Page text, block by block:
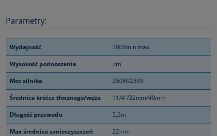
Parametry:
Wydajność 200l/min max
Wysokość podnoszenia 7m
Moc silnika 250W/230V
Średnica króćca tłocznego/węża 11/4"/32mm/40mm
Długość przewodu 5,5m
Max średnica zanieczyszczeń 22mm